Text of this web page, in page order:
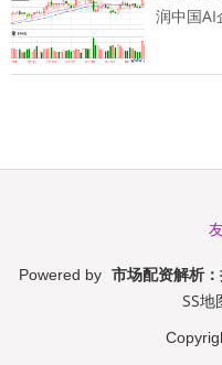
润中国AI
Powered by 市场配资解析
SS地